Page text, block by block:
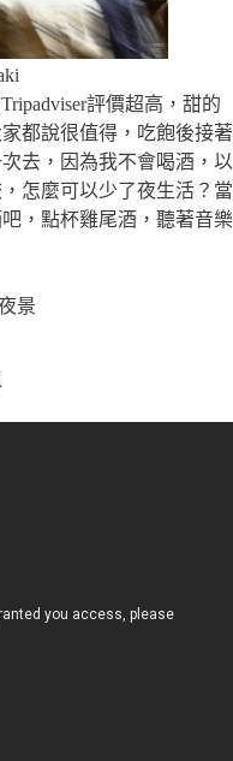
評價超高，甜的
都說很值得，吃飽後接著
去，因為我不會喝酒，以
怎麼可以少了夜生活？當
，點杯雞尾酒，聽著音樂
景